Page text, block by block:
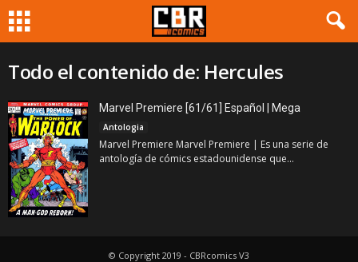
Todo el contenido de: Hercules
Marvel Premiere [61/61] Español | Mega
Antologia
Marvel Premiere Marvel Premiere | Es una serie de
antología de cómics estadounidense que...
© Copyright 2019 - CBRcomics V3